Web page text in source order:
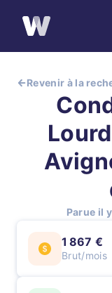
Revenir à la
Parue il
1 867 €
Brut/mois